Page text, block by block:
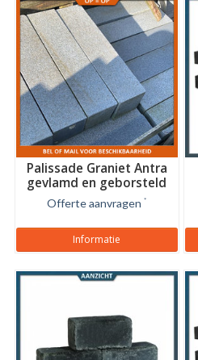
Palissade Graniet Antra
gevlamd en geborsteld
12x12 cm
Offerte aanvragen *
Informatie